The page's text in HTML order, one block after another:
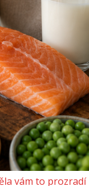
vám to prozradí